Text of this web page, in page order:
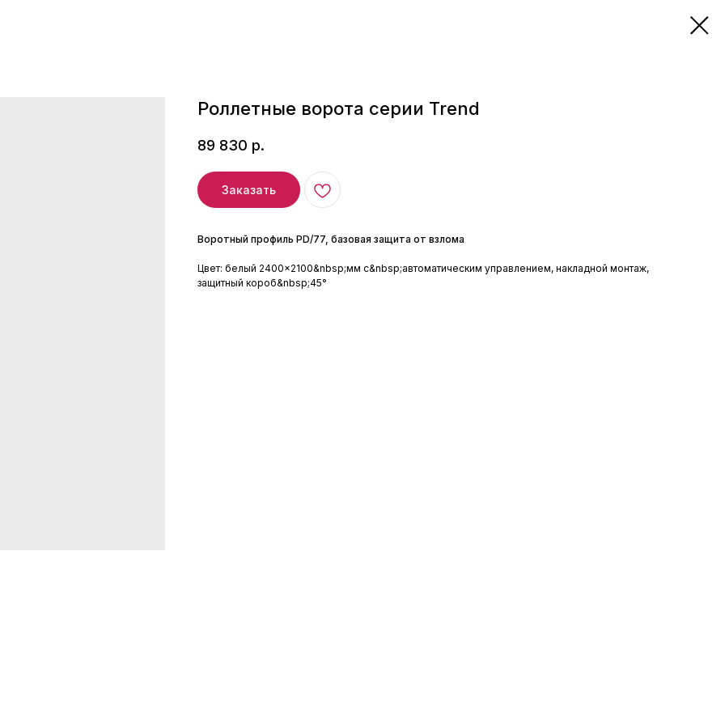
Роллетные ворота серии Trend
89 830 р.
Заказать
Воротный профиль PD/77, базовая защита от взлома
Цвет: белый 2400×2100&nbsp;мм с&nbsp;автоматическим управлением, накладной монтаж,
защитный короб&nbsp;45°